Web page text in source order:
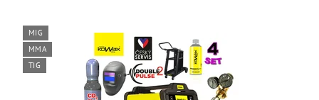
MIG
MMA
TIG